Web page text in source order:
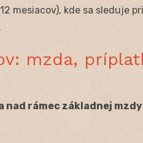
mesiacov), kde sa sleduje
mzda,
nad rámec základnej mzdy